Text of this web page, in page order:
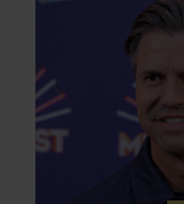
hoe het zit.